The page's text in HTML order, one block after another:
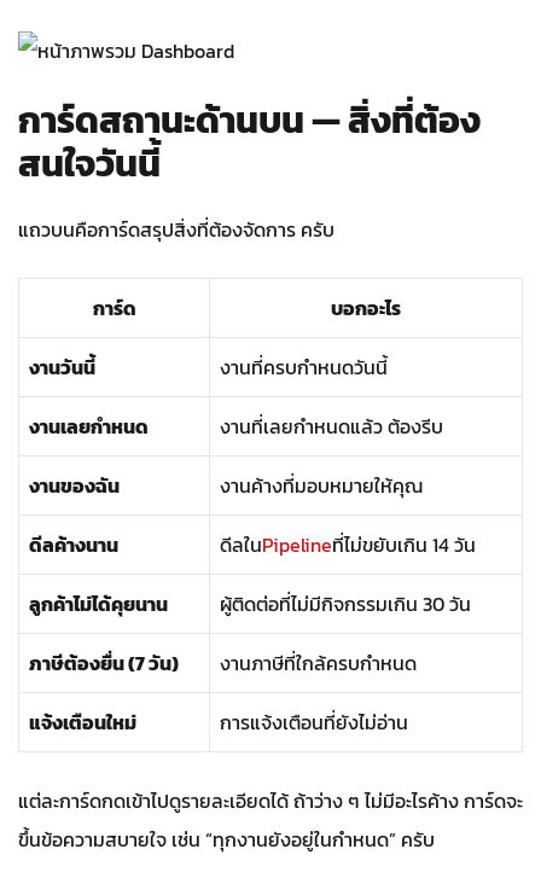
การ์ดสถานะด้านบน — สิ่งที่ต้อง
สนใจวันนี้
แถวบนคือการ์ดสรุปสิ่งที่ต้องจัดการ ครับ
การ์ด บอกอะไร
งานวันนี้ งานที่ครบกำหนดวันนี้
งานเลยกำหนด งานที่เลยกำหนดแล้ว ต้องรีบ
งานของฉัน งานค้างที่มอบหมายให้คุณ
ดีลค้างนาน ดีลในPipelineที่ไม่ขยับเกิน 14 วัน
ลูกค้าไม่ได้คุยนาน ผู้ติดต่อที่ไม่มีกิจกรรมเกิน 30 วัน
ภาษีต้องยื่น (7 วัน) งานภาษีที่ใกล้ครบกำหนด
แจ้งเตือนใหม่ การแจ้งเตือนที่ยังไม่อ่าน
แต่ละการ์ดกดเข้าไปดูรายละเอียดได้ ถ้าว่าง ๆ ไม่มีอะไรค้าง การ์ดจะ
ขึ้นข้อความสบายใจ เช่น “ทุกงานยังอยู่ในกำหนด” ครับ